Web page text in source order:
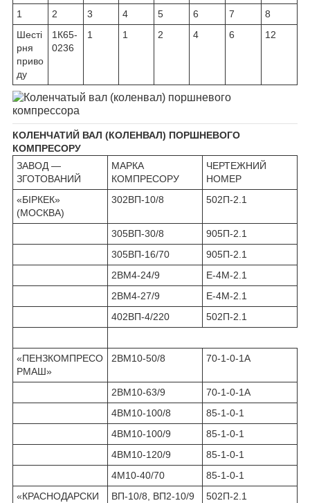
1 2 3 4 5 6 7
8
Шесті
рня
приво
ду
1К65-
0236
1 1 2 4 6 12
КОЛЕНЧАТИЙ ВАЛ (КОЛЕНВАЛ) ПОРШНЕВОГО
КОМПРЕСОРУ
ЗАВОД —
ЗГОТОВАНИЙ
МАРКА
КОМПРЕСОРУ
ЧЕРТЕЖНИЙ
НОМЕР
«БІРКЕК»
(МОСКВА)
302ВП-10/8 502П-2.1
305ВП-30/8
905П-2.1
305ВП-16/70
905П-2.1
2ВМ4-24/9
Е-4М-2.1
2ВМ4-27/9
Е-4М-2.1
402ВП-4/220
502П-2.1
«ПЕНЗКОМПРЕСО
РМАШ»
2ВМ10-50/8 70-1-0-1А
2ВМ10-63/9
70-1-0-1А
4ВМ10-100/8
85-1-0-1
4ВМ10-100/9
85-1-0-1
4ВМ10-120/9
85-1-0-1
4М10-40/70
85-1-0-1
«КРАСНОДАРСКИ
ВП-10/8, ВП2-10/9 502П-2.1